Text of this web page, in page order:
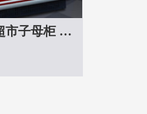
市子母柜 双